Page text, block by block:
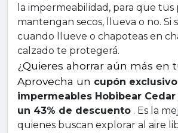
la impermeabilidad, para que tus
mantengan secos, llueva o no. Si
cuando llueve o chapoteas en
calzado te protegerá.
¿Quieres ahorrar aún más en
Aprovecha un cupón
impermeables Hobibear Cedar
un 43% de descuento . Es la
quienes buscan explorar al aire